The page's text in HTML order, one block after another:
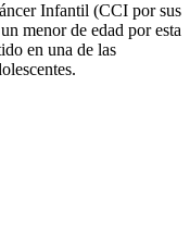
Infantil (CCI por sus
menor de edad por esta
en una de las